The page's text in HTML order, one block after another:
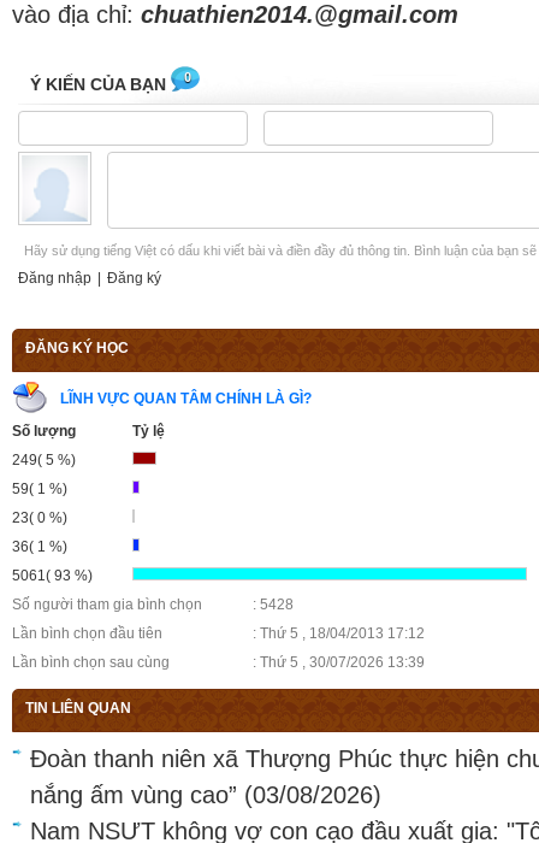
vào địa chỉ: chuathien2014.@gmail.com
Ý KIẾN CỦA BẠN 0
Hãy sử dụng tiếng Việt có dấu khi viết bài và điền đầy đủ thông tin. Bình luận của bạn
Đăng nhập Đăng ký
ĐĂNG KÝ HỌC
LĨNH VỰC QUAN TÂM CHÍNH LÀ GÌ?
Số lượng
Tỷ lệ
249( 5 %)
59( 1 %)
23( 0 %)
36( 1 %)
5061( 93 %)
Số người tham gia bình chọn
: 5428
Lần bình chọn đầu tiên
: Thứ 5 , 18/04/2013 17:12
Lần bình chọn sau cùng
: Thứ 5 , 30/07/2026 13:39
TIN LIÊN QUAN
Đoàn thanh niên xã Thượng Phúc thực hiện
nắng ấm vùng cao” (03/08/2026)
Nam NSƯT không vợ con cạo đầu xuất gia: